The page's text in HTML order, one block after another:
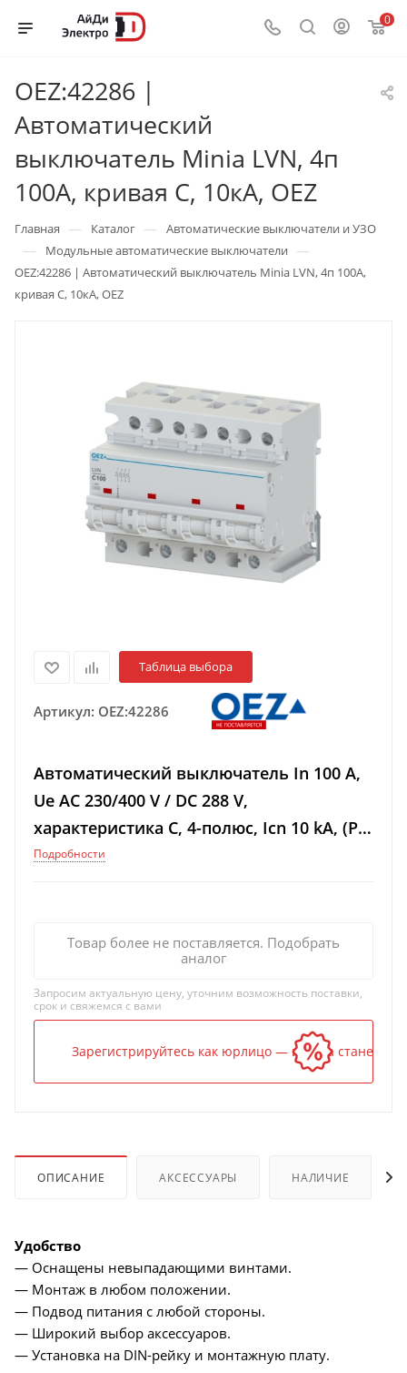
0
OEZ:42286 |
Автоматический
выключатель Minia LVN, 4п
100А, кривая С, 10кА, OEZ
Главная — Каталог — Автоматические выключатели и УЗО
— Модульные автоматические выключатели —
OEZ:42286 | Автоматический выключатель Minia LVN, 4п 100А,
кривая С, 10кА, OEZ
Таблица выбора
Артикул: OEZ:42286
Автоматический выключатель In 100 A,
Ue AC 230/400 V / DC 288 V,
характеристика C, 4-полюс, Icn 10 kA, (PI:
LVN-100C-4)
Подробности
Товар более не поставляется. Подобрать
аналог
Запросим актуальную цену, уточним возможность поставки,
срок и свяжемся с вами
Зарегистрируйтесь как юрлицо — и цена станет
ОПИСАНИЕ АКСЕССУАРЫ НАЛИЧИЕ
Удобство
— Оснащены невыпадающими винтами.
— Монтаж в любом положении.
— Подвод питания с любой стороны.
— Широкий выбор аксессуаров.
— Установка на DIN-рейку и монтажную плату.